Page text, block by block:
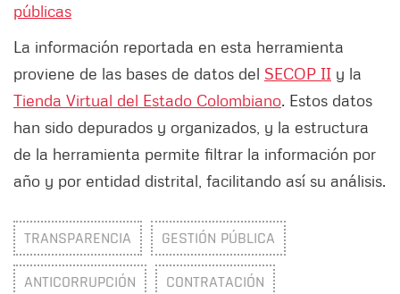
públicas
La información reportada en esta herramienta
proviene de las bases de datos del SECOP II y la
Tienda Virtual del Estado Colombiano. Estos datos
han sido depurados y organizados, y la estructura
de la herramienta permite filtrar la información por
año y por entidad distrital, facilitando así su análisis.
TRANSPARENCIA GESTIÓN PÚBLICA
ANTICORRUPCIÓN CONTRATACIÓN